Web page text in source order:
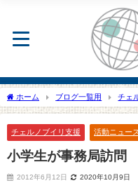
ホーム ブログ一覧用 チェ
チェルノブイリ支援 活動ニュース
小学生が事務局訪問
2012年6月12日 2020年10月9日